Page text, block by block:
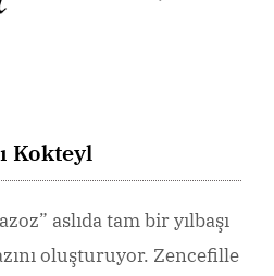
Kokteyl
aslıda tam bir yılbaşı
oluşturuyor. Zencefille